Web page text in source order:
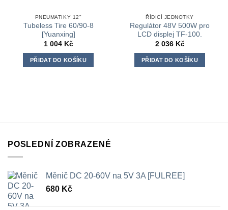
PNEUMATIKY 12"
Tubeless Tire 60/90-8
[Yuanxing]
1 004 Kč
PŘIDAT DO KOŠÍKU
ŘÍDICÍ JEDNOTKY
Regulátor 48V 500W pro
LCD displej TF-100.
2 036 Kč
PŘIDAT DO KOŠÍKU
POSLEDNÍ ZOBRAZENÉ
Měnič DC 20-60V na 5V 3A [FULREE]
680 Kč